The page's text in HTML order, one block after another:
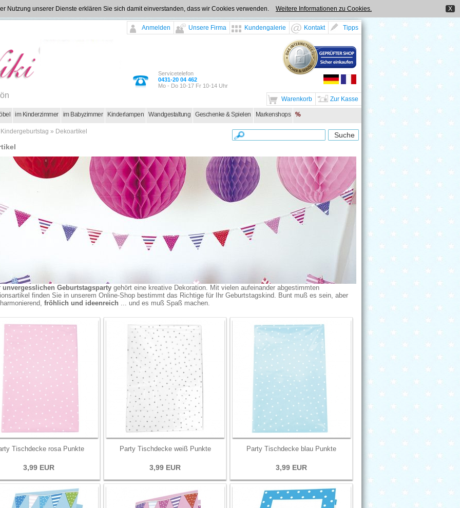
X
Nutzung unserer Dienste erklären Sie sich damit einverstanden, dass wir Cookies verwenden. Weitere Informationen zu Cookies.
Tipps
Kontakt
Kundengalerie
Unsere Firma
Anmelden
Servicetelefon
0431-20 04 462
Mo - Do 10-17 Fr 10-14 Uhr
Zur Kasse
Warenkorb
im Kinderzimmer im Babyzimmer Kinderlampen Wandgestaltung Geschenke & Spielen Markenshops %
Kindergeburtstag » Dekoartikel
unvergesslichen Geburtstagsparty gehört eine kreative Dekoration. Mit vielen aufeinander abgestimmten
finden Sie in unserem Online-Shop bestimmt das Richtige für Ihr Geburtstagskind. Bunt muß es sein, aber
fröhlich und ideenreich ... und es muß Spaß machen.
Tischdecke rosa Punkte
3,99 EUR
Party Tischdecke weiß Punkte
3,99 EUR
Party Tischdecke blau Punkte
3,99 EUR